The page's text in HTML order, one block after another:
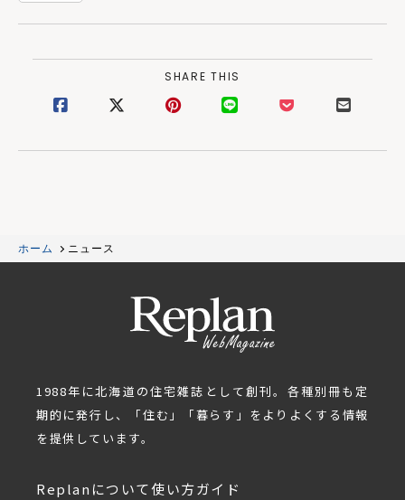
SHARE THIS
ホーム ニュース
1988年に北海道の住宅雑誌として創刊。各種別冊も定
期的に発行し、「住む」「暮らす」をよりよくする情報
を提供しています。
Replanについて使い方ガイド